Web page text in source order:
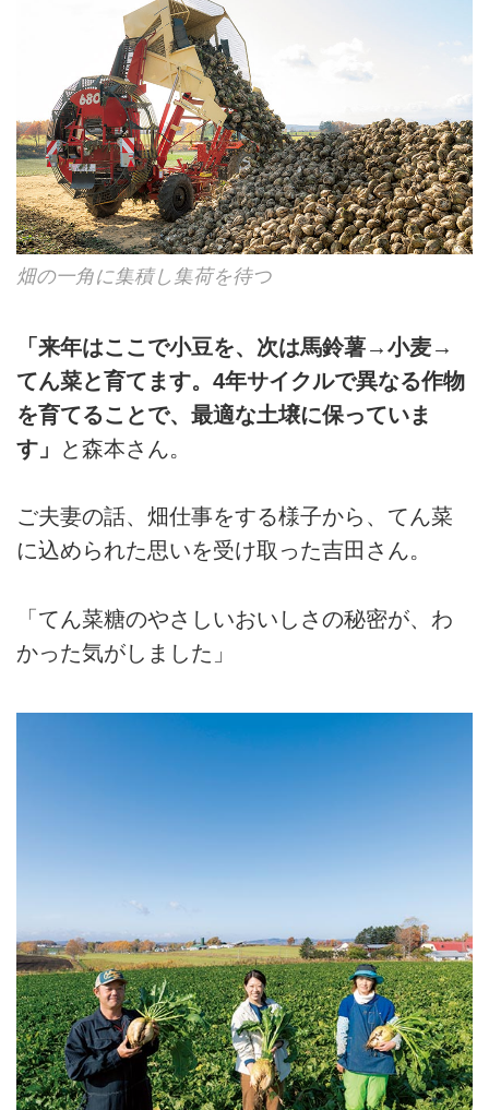
畑の一角に集積し集荷を待つ
「来年はここで小豆を、次は馬鈴薯→小麦→
てん菜と育てます。4年サイクルで異なる作物
を育てることで、最適な土壌に保っていま
す」
と森本さん。
ご夫妻の話、畑仕事をする様子から、てん菜
に込められた思いを受け取った吉田さん。
「てん菜糖のやさしいおいしさの秘密が、わ
かった気がしました」